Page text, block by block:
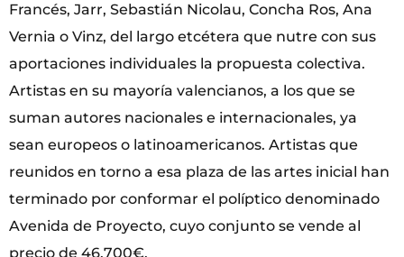
Francés, Jarr, Sebastián Nicolau, Concha Ros, Ana
Vernia o Vinz, del largo etcétera que nutre con sus
aportaciones individuales la propuesta colectiva.
Artistas en su mayoría valencianos, a los que se
suman autores nacionales e internacionales, ya
sean europeos o latinoamericanos. Artistas que
reunidos en torno a esa plaza de las artes inicial han
terminado por conformar el políptico denominado
Avenida de Proyecto, cuyo conjunto se vende al
precio de 46.700€.